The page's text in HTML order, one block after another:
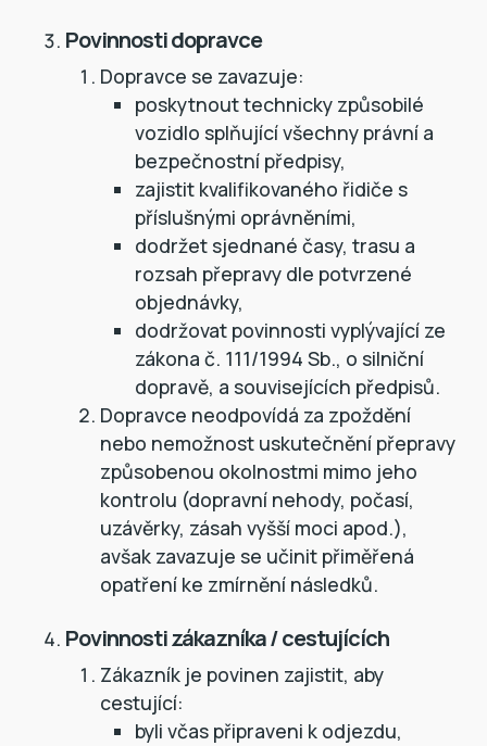
Povinnosti dopravce
Dopravce se zavazuje:
poskytnout technicky způsobilé
vozidlo splňující všechny právní a
bezpečnostní předpisy,
zajistit kvalifikovaného řidiče s
příslušnými oprávněními,
dodržet sjednané časy, trasu a
rozsah přepravy dle potvrzené
objednávky,
dodržovat povinnosti vyplývající ze
zákona č. 111/1994 Sb., o silniční
dopravě, a souvisejících předpisů.
Dopravce neodpovídá za zpoždění
nebo nemožnost uskutečnění přepravy
způsobenou okolnostmi mimo jeho
kontrolu (dopravní nehody, počasí,
uzávěrky, zásah vyšší moci apod.),
avšak zavazuje se učinit přiměřená
opatření ke zmírnění následků.
Povinnosti zákazníka / cestujících
Zákazník je povinen zajistit, aby
cestující:
byli včas připraveni k odjezdu,